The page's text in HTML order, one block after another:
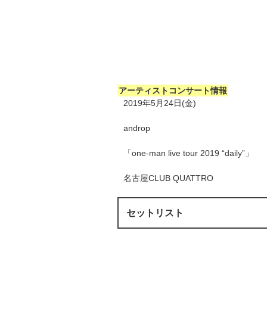
アーティストコンサート情報
2019年5月24日(金)
androp
「one-man live tour 2019 “daily”」
名古屋CLUB QUATTRO
セットリスト